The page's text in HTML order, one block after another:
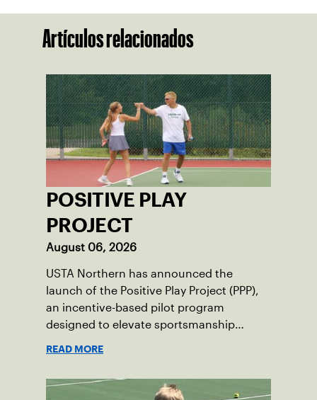
Artículos relacionados
POSITIVE PLAY
PROJECT
August 06, 2026
USTA Northern has announced the
launch of the Positive Play Project (PPP),
an incentive-based pilot program
designed to elevate sportsmanship
for positive on-court behavior by
READ MORE